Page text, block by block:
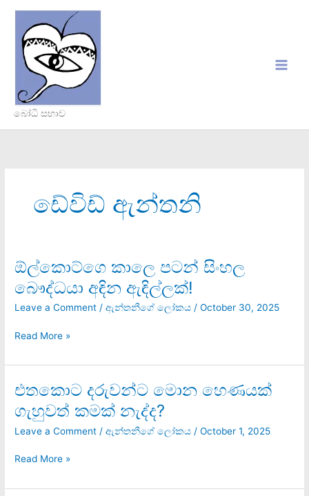
content
බෝධි සභාව
ඩේවිඩ් ඇන්තනි
ඕල්කොට්ගෙ කාලෙ පටන් සිංහල
බෞද්ධයා අඳින ඇඳිල්ලක්!
Leave a Comment /ඇන්තනීගේ ලෝකය /October 30, 2025
ඕල්කොට්ගෙ
කාලෙ
පටන්
සිංහල
අඳින
Read More »
එතකොට දරුවන්ට මොන හෙණයක්
ගැහුවත් කමක් නැද්ද?
Leave a Comment /ඇන්තනීගේ ලෝකය /October 1, 2025
එතකොට
මොන
හෙණයක්
කමක්
Read More »